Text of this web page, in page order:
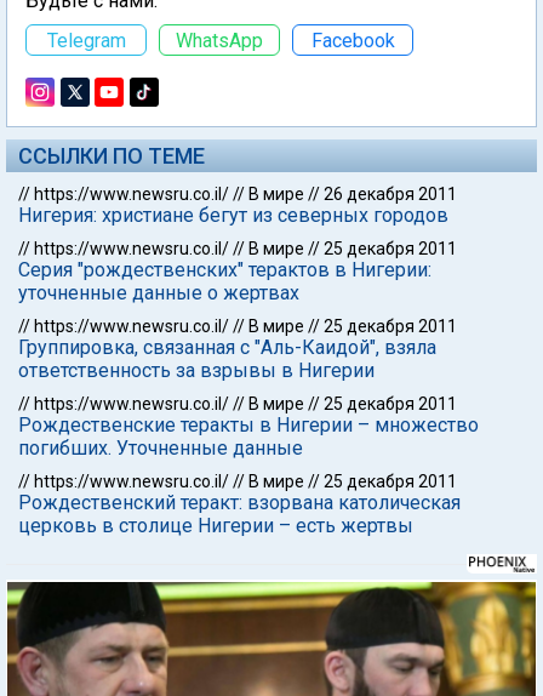
Telegram
WhatsApp Facebook
ССЫЛКИ ПО ТЕМЕ
// https://www.newsru.co.il/// В мире //26 декабря 2011
Нигерия: христиане бегут из северных городов
// https://www.newsru.co.il/// В мире //25 декабря 2011
Серия "рождественских" терактов в Нигерии:
уточненные данные о жертвах
// https://www.newsru.co.il/// В мире //25 декабря 2011
Группировка, связанная с "Аль-Каидой", взяла
ответственность за взрывы в Нигерии
// https://www.newsru.co.il/// В мире //25 декабря 2011
Рождественские теракты в Нигерии – множество
погибших. Уточненные данные
// https://www.newsru.co.il/// В мире //25 декабря 2011
Рождественский теракт: взорвана католическая
церковь в столице Нигерии – есть жертвы